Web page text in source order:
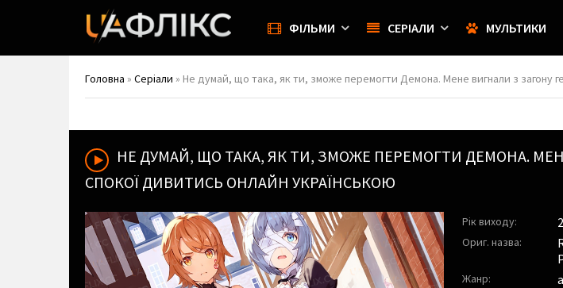
ФІЛЬМИ СЕРІАЛИ МУЛЬТИКИ
Головна » Серіали » Не думай, що така, як ти, зможе перемогти Демона. Мене вигнали з загону героїв, тож залиште мене в спокої /
НЕ ДУМАЙ, ЩО ТАКА, ЯК ТИ, ЗМОЖЕ ПЕРЕМОГТИ ДЕМОНА.
СПОКОЇ ДИВИТИСЬ ОНЛАЙН УКРАЇНСЬКОЮ
Рік виходу:
Ориг. назва:
Жанр: